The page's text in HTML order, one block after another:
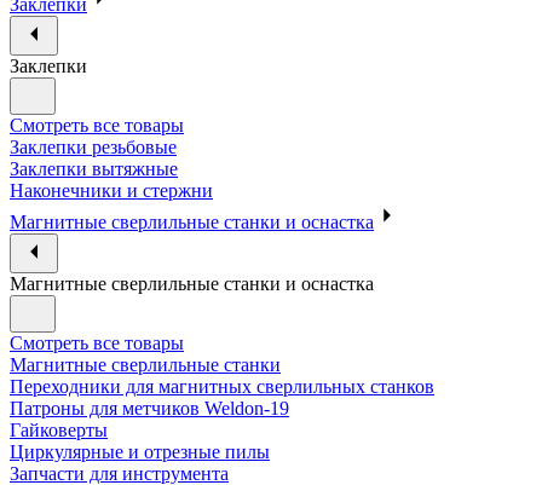
Заклепки
Заклепки
Смотреть все товары
Заклепки резьбовые
Заклепки вытяжные
Наконечники и стержни
Магнитные сверлильные станки и оснастка
Магнитные сверлильные станки и оснастка
Смотреть все товары
Магнитные сверлильные станки
Переходники для магнитных сверлильных станков
Патроны для метчиков Weldon-19
Гайковерты
Циркулярные и отрезные пилы
Запчасти для инструмента